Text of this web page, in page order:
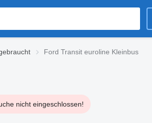
Ford Transit euroline Kleinbus
nicht eingeschlossen!